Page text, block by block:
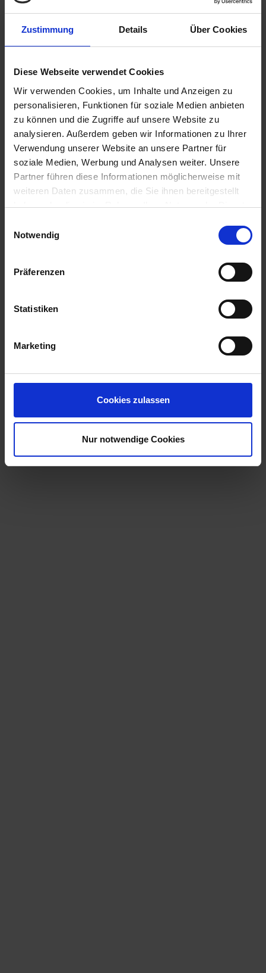
Zustimmung Details Über Cookies
Diese Webseite verwendet Cookies
Wir verwenden Cookies, um Inhalte und Anzeigen zu
personalisieren, Funktionen für soziale Medien anbieten
zu können und die Zugriffe auf unsere Website zu
analysieren. Außerdem geben wir Informationen zu Ihrer
Verwendung unserer Website an unsere Partner für
soziale Medien, Werbung und Analysen weiter. Unsere
Partner führen diese Informationen möglicherweise mit
weiteren Daten zusammen, die Sie ihnen bereitgestellt
haben oder die sie im Rahmen Ihrer Nutzung der Dienste
Notwendig
Präferenzen
Statistiken
Marketing
Cookies zulassen
Nur notwendige Cookies